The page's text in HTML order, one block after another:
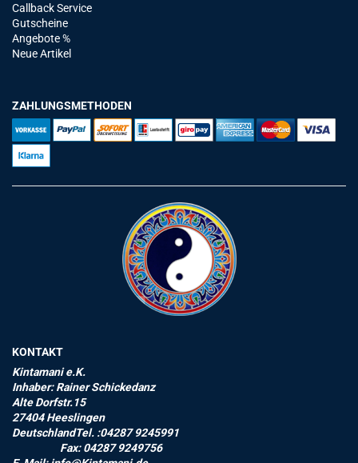
Callback Service
Gutscheine
Angebote %
Neue Artikel
ZAHLUNGSMETHODEN
KONTAKT
Kintamani e.K.
Inhaber: Rainer Schickedanz
Alte Dorfstr.15
27404 Heeslingen
DeutschlandTel. :04287 9245991
Fax: 04287 9249756